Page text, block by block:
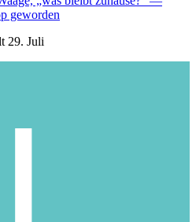
geworden
29. Juli